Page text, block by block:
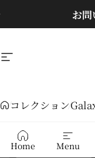
コンテンツへスお問
サイトナビゲー
Home Menu
コレクション
Galaxy Z